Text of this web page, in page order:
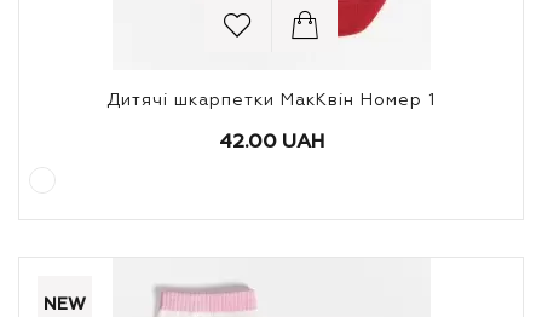
Дитячі шкарпетки МакКвін Номер 1
42.00 UAH
NEW